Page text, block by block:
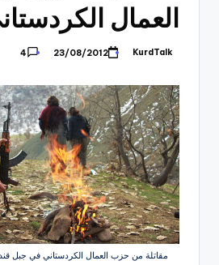
العمال
تمّ
KurdTalk
23/08/2012
4
مقاتلة من حزب العمال الكردستاني في جبل